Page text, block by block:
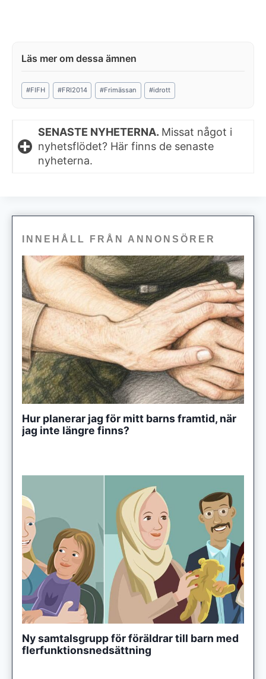
Post
Tags:
#FIFH #FRI2014 #Frimässan #idrott
SENASTE NYHETERNA. Missat något i
nyhetsflödet? Här finns de senaste
nyheterna.
INNEHÅLL FRÅN ANNONSÖRER
Hur planerar jag för mitt barns framtid, när
jag inte längre finns?
Ny samtalsgrupp för föräldrar till barn med
flerfunktionsnedsättning